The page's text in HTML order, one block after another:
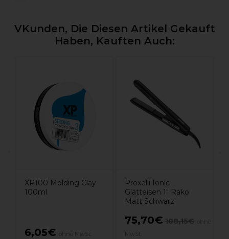
VKunden, Die Diesen Artikel Gekauft
Haben, Kauften Auch:
XP100 Molding Clay
100ml
6,05€
Proxelli Ionic
Glätteisen 1" Rako
Matt Schwarz
75,70€